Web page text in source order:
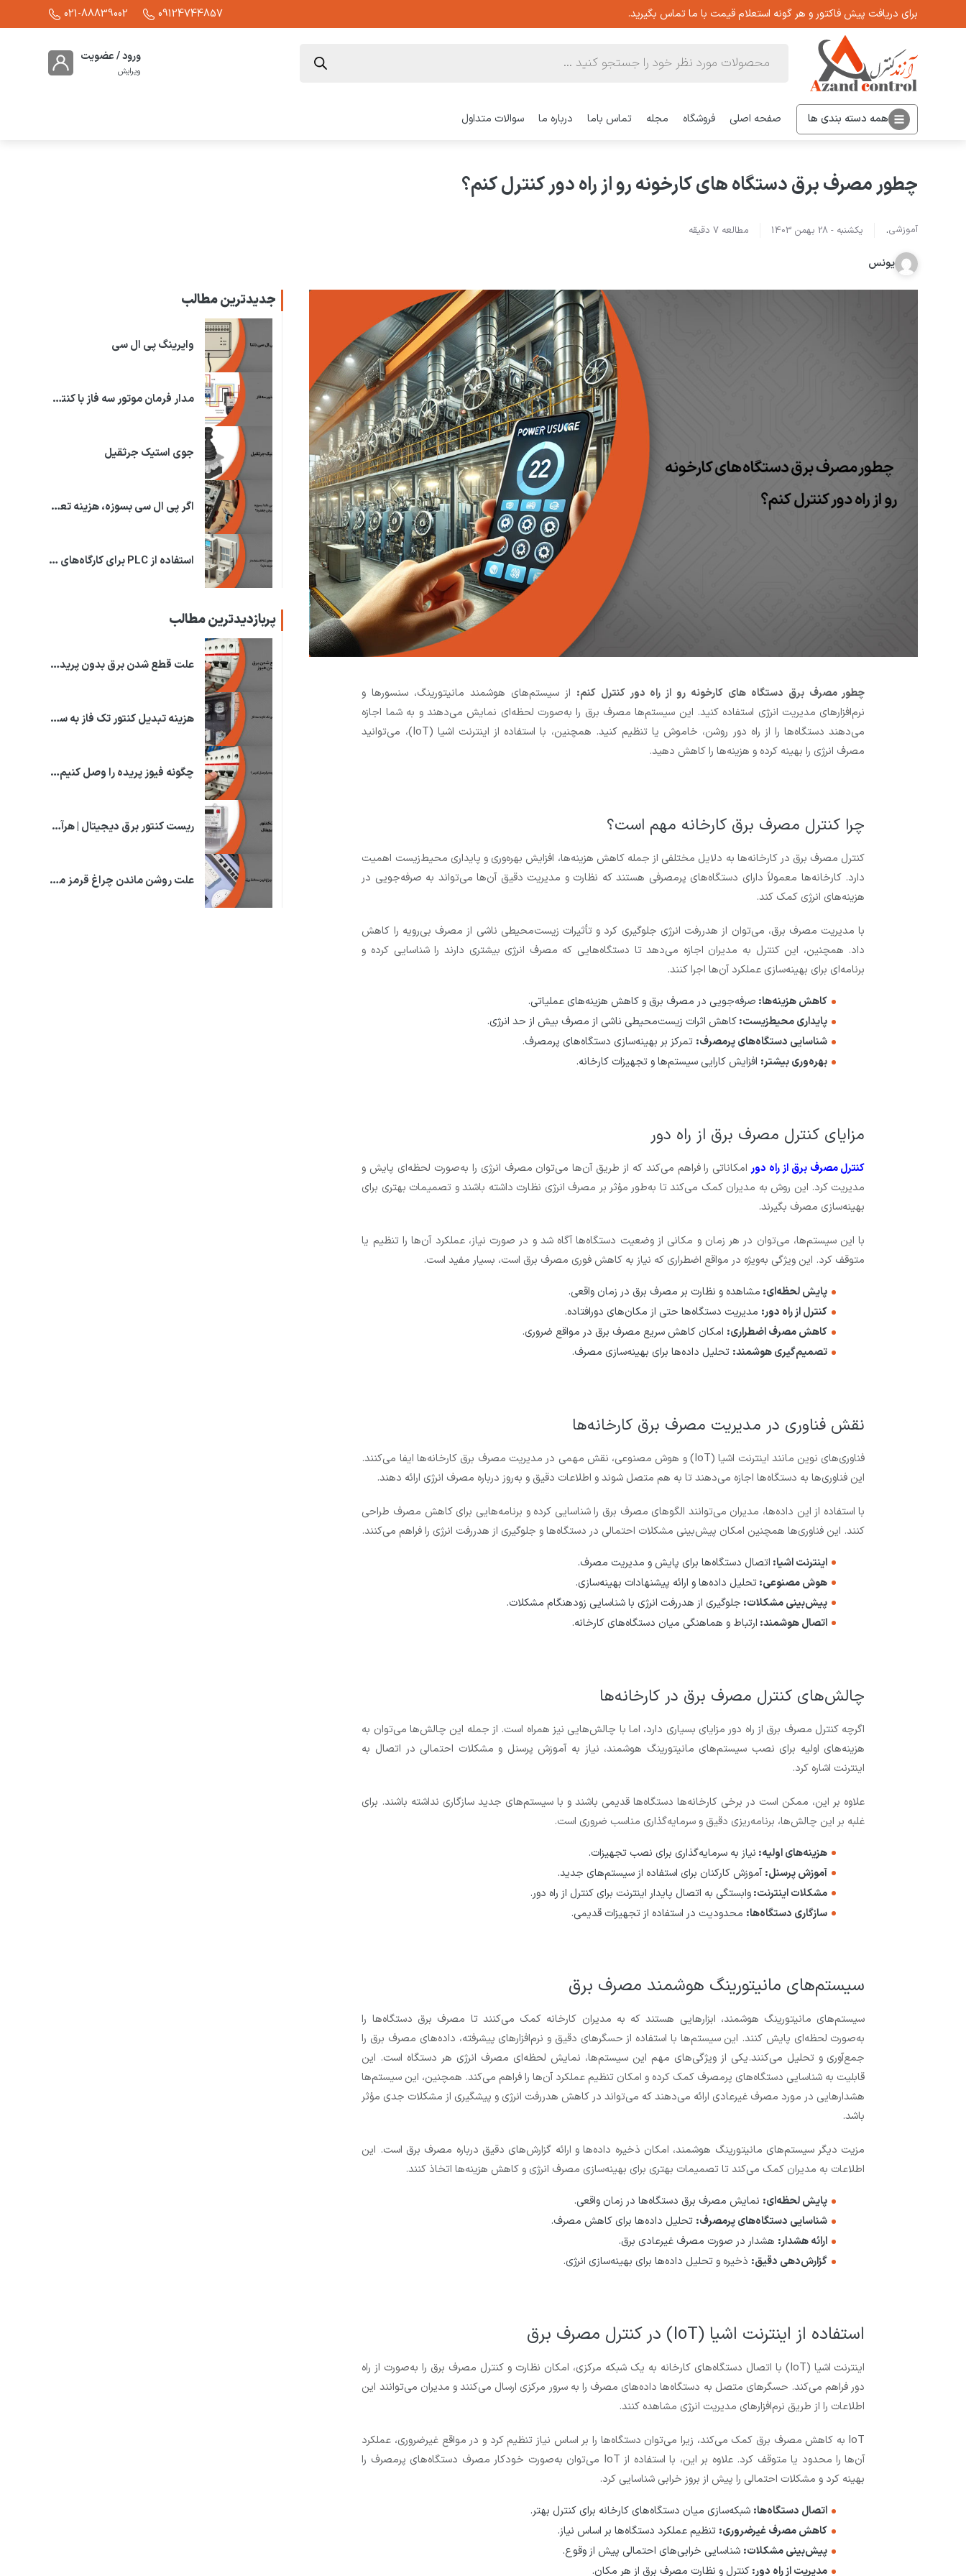
برای دریافت پیش فاکتور و هر گونه استعلام قیمت با ما تماس بگیرید. 09124744857
021-88839002
ورود / عضویت
ویرایش
همه دسته بندی ها صفحه اصلی فروشگاه مجله تماس باما درباره ما سوالات متداول
چطور مصرف برق دستگاه‌ های کارخونه رو از راه دور کنترل کنم؟
آموزشی. یکشنبه -28 بهمن 1403 مطالعه7 دقیقه
یونس
چطور مصرف برق دستگاه‌ های کارخونه رو از راه دور کنترل کنم: از سیستم‌های هوشمند مانیتورینگ، سنسورها و
نرم‌افزارهای مدیریت انرژی استفاده کنید. این سیستم‌ها مصرف برق را به‌صورت لحظه‌ای نمایش می‌دهند و به شما اجازه
می‌دهند دستگاه‌ها را از راه دور روشن، خاموش یا تنظیم کنید. همچنین، با استفاده از اینترنت اشیا (IoT)، می‌توانید
مصرف انرژی را بهینه کرده و هزینه‌ها را کاهش دهید.
چرا کنترل مصرف برق کارخانه مهم است؟
کنترل مصرف برق در کارخانه‌ها به دلایل مختلفی از جمله کاهش هزینه‌ها، افزایش بهره‌وری و پایداری محیط‌زیست اهمیت
دارد. کارخانه‌ها معمولاً دارای دستگاه‌های پرمصرفی هستند که نظارت و مدیریت دقیق آن‌ها می‌تواند به صرفه‌جویی در
هزینه‌های انرژی کمک کند.
با مدیریت مصرف برق، می‌توان از هدررفت انرژی جلوگیری کرد و تأثیرات زیست‌محیطی ناشی از مصرف بی‌رویه را کاهش
داد. همچنین، این کنترل به مدیران اجازه می‌دهد تا دستگاه‌هایی که مصرف انرژی بیشتری دارند را شناسایی کرده و
برنامه‌ای برای بهینه‌سازی عملکرد آن‌ها اجرا کنند.
کاهش هزینه‌ها: صرفه‌جویی در مصرف برق و کاهش هزینه‌های عملیاتی.
پایداری محیط‌زیست:کاهش اثرات زیست‌محیطی ناشی از مصرف بیش از حد انرژی.
شناسایی دستگاه‌های پرمصرف: تمرکز بر بهینه‌سازی دستگاه‌های پرمصرف.
بهره‌وری بیشتر: افزایش کارایی سیستم‌ها و تجهیزات کارخانه.
مزایای کنترل مصرف برق از راه دور
کنترل مصرف برق از راه دورامکاناتی را فراهم می‌کند که از طریق آن‌ها می‌توان مصرف انرژی را به‌صورت لحظه‌ای پایش و
مدیریت کرد. این روش به مدیران کمک می‌کند تا به‌طور مؤثر بر مصرف انرژی نظارت داشته باشند و تصمیمات بهتری برای
بهینه‌سازی مصرف بگیرند.
با این سیستم‌ها، می‌توان در هر زمان و مکانی از وضعیت دستگاه‌ها آگاه شد و در صورت نیاز، عملکرد آن‌ها را تنظیم یا
متوقف کرد. این ویژگی به‌ویژه در مواقع اضطراری که نیاز به کاهش فوری مصرف برق است، بسیار مفید است.
پایش لحظه‌ای: مشاهده و نظارت بر مصرف برق در زمان واقعی.
کنترل از راه دور: مدیریت دستگاه‌ها حتی از مکان‌های دورافتاده.
کاهش مصرف اضطراری: امکان کاهش سریع مصرف برق در مواقع ضروری.
تصمیم‌گیری هوشمند: تحلیل داده‌ها برای بهینه‌سازی مصرف.
نقش فناوری در مدیریت مصرف برق کارخانه‌ها
فناوری‌های نوین مانند اینترنت اشیا (IoT) و هوش مصنوعی، نقش مهمی در مدیریت مصرف برق کارخانه‌ها ایفا می‌کنند.
این فناوری‌ها به دستگاه‌ها اجازه می‌دهند تا به هم متصل شوند و اطلاعات دقیق و به‌روز درباره مصرف انرژی ارائه دهند.
با استفاده از این داده‌ها، مدیران می‌توانند الگوهای مصرف برق را شناسایی کرده و برنامه‌هایی برای کاهش مصرف طراحی
کنند. این فناوری‌ها همچنین امکان پیش‌بینی مشکلات احتمالی در دستگاه‌ها و جلوگیری از هدررفت انرژی را فراهم می‌کنند.
اینترنت اشیا: اتصال دستگاه‌ها برای پایش و مدیریت مصرف.
هوش مصنوعی:تحلیل داده‌ها و ارائه پیشنهادات بهینه‌سازی.
پیش‌بینی مشکلات: جلوگیری از هدررفت انرژی با شناسایی زودهنگام مشکلات.
اتصال هوشمند: ارتباط و هماهنگی میان دستگاه‌های کارخانه.
چالش‌های کنترل مصرف برق در کارخانه‌ها
اگرچه کنترل مصرف برق از راه دور مزایای بسیاری دارد، اما با چالش‌هایی نیز همراه است. از جمله این چالش‌ها می‌توان به
هزینه‌های اولیه برای نصب سیستم‌های مانیتورینگ هوشمند، نیاز به آموزش پرسنل و مشکلات احتمالی در اتصال به
اینترنت اشاره کرد.
علاوه بر این، ممکن است در برخی کارخانه‌ها دستگاه‌ها قدیمی باشند و با سیستم‌های جدید سازگاری نداشته باشند. برای
غلبه بر این چالش‌ها، برنامه‌ریزی دقیق و سرمایه‌گذاری مناسب ضروری است.
هزینه‌های اولیه: نیاز به سرمایه‌گذاری برای نصب تجهیزات.
آموزش پرسنل:آموزش کارکنان برای استفاده از سیستم‌های جدید.
مشکلات اینترنت:وابستگی به اتصال پایدار اینترنت برای کنترل از راه دور.
سازگاری دستگاه‌ها: محدودیت در استفاده از تجهیزات قدیمی.
سیستم‌های مانیتورینگ هوشمند مصرف برق
سیستم‌های مانیتورینگ هوشمند، ابزارهایی هستند که به مدیران کارخانه کمک می‌کنند تا مصرف برق دستگاه‌ها را
به‌صورت لحظه‌ای پایش کنند. این سیستم‌ها با استفاده از حسگرهای دقیق و نرم‌افزارهای پیشرفته، داده‌های مصرف برق را
جمع‌آوری و تحلیل می‌کنند.یکی از ویژگی‌های مهم این سیستم‌ها، نمایش لحظه‌ای مصرف انرژی هر دستگاه است. این
قابلیت به شناسایی دستگاه‌های پرمصرف کمک کرده و امکان تنظیم عملکرد آن‌ها را فراهم می‌کند. همچنین، این سیستم‌ها
هشدارهایی در مورد مصرف غیرعادی ارائه می‌دهند که می‌تواند در کاهش هدررفت انرژی و پیشگیری از مشکلات جدی مؤثر
باشد.
مزیت دیگر سیستم‌های مانیتورینگ هوشمند، امکان ذخیره داده‌ها و ارائه گزارش‌های دقیق درباره مصرف برق است. این
اطلاعات به مدیران کمک می‌کند تا تصمیمات بهتری برای بهینه‌سازی مصرف انرژی و کاهش هزینه‌ها اتخاذ کنند.
پایش لحظه‌ای: نمایش مصرف برق دستگاه‌ها در زمان واقعی.
شناسایی دستگاه‌های پرمصرف: تحلیل داده‌ها برای کاهش مصرف.
ارائه هشدار: هشدار در صورت مصرف غیرعادی برق.
گزارش‌دهی دقیق: ذخیره و تحلیل داده‌ها برای بهینه‌سازی انرژی.
استفاده از اینترنت اشیا (IoT) در کنترل مصرف برق
اینترنت اشیا (IoT) با اتصال دستگاه‌های کارخانه به یک شبکه مرکزی، امکان نظارت و کنترل مصرف برق را به‌صورت از راه
دور فراهم می‌کند. حسگرهای متصل به دستگاه‌ها داده‌های مصرف را به سرور مرکزی ارسال می‌کنند و مدیران می‌توانند این
اطلاعات را از طریق نرم‌افزارهای مدیریت انرژی مشاهده کنند.
IoT به کاهش مصرف برق کمک می‌کند، زیرا می‌توان دستگاه‌ها را بر اساس نیاز تنظیم کرد و در مواقع غیرضروری، عملکرد
آن‌ها را محدود یا متوقف کرد. علاوه بر این، با استفاده از IoT می‌توان به‌صورت خودکار مصرف دستگاه‌های پرمصرف را
بهینه کرد و مشکلات احتمالی را پیش از بروز خرابی شناسایی کرد.
اتصال دستگاه‌ها: شبکه‌سازی میان دستگاه‌های کارخانه برای کنترل بهتر.
کاهش مصرف غیرضروری: تنظیم عملکرد دستگاه‌ها بر اساس نیاز.
پیش‌بینی مشکلات: شناسایی خرابی‌های احتمالی پیش از وقوع.
مدیریت از راه دور:کنترل و نظارت مصرف برق از هر مکان.
جدیدترین مطالب
وایرینگ پی ال سی
مدار فرمان موتور سه فاز با کنترل فاز
جوی استیک جرثقیل
اگر پی ال سی بسوزه، هزینه تعمیرش چقدره؟
استفاده از PLC برای کارگاه‌های کوچک چقدر هزینه داره؟
پربازدیدترین مطالب
علت قطع شدن برق بدون پریدن فیوز چیست؟ | علت قطعی برق!
هزینه تبدیل کنتور تک فاز به سه فاز | در استان های ایران
چگونه فیوز پریده را وصل کنیم؟ | علت پریدن فیوز برق خانه
ریست کنتور برق دیجیتال | هرآنچه که باید بدانید!
علت روشن ماندن چراغ قرمز محافظ برق